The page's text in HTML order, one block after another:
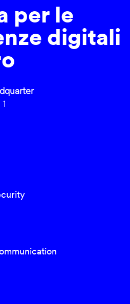
per le
digitali